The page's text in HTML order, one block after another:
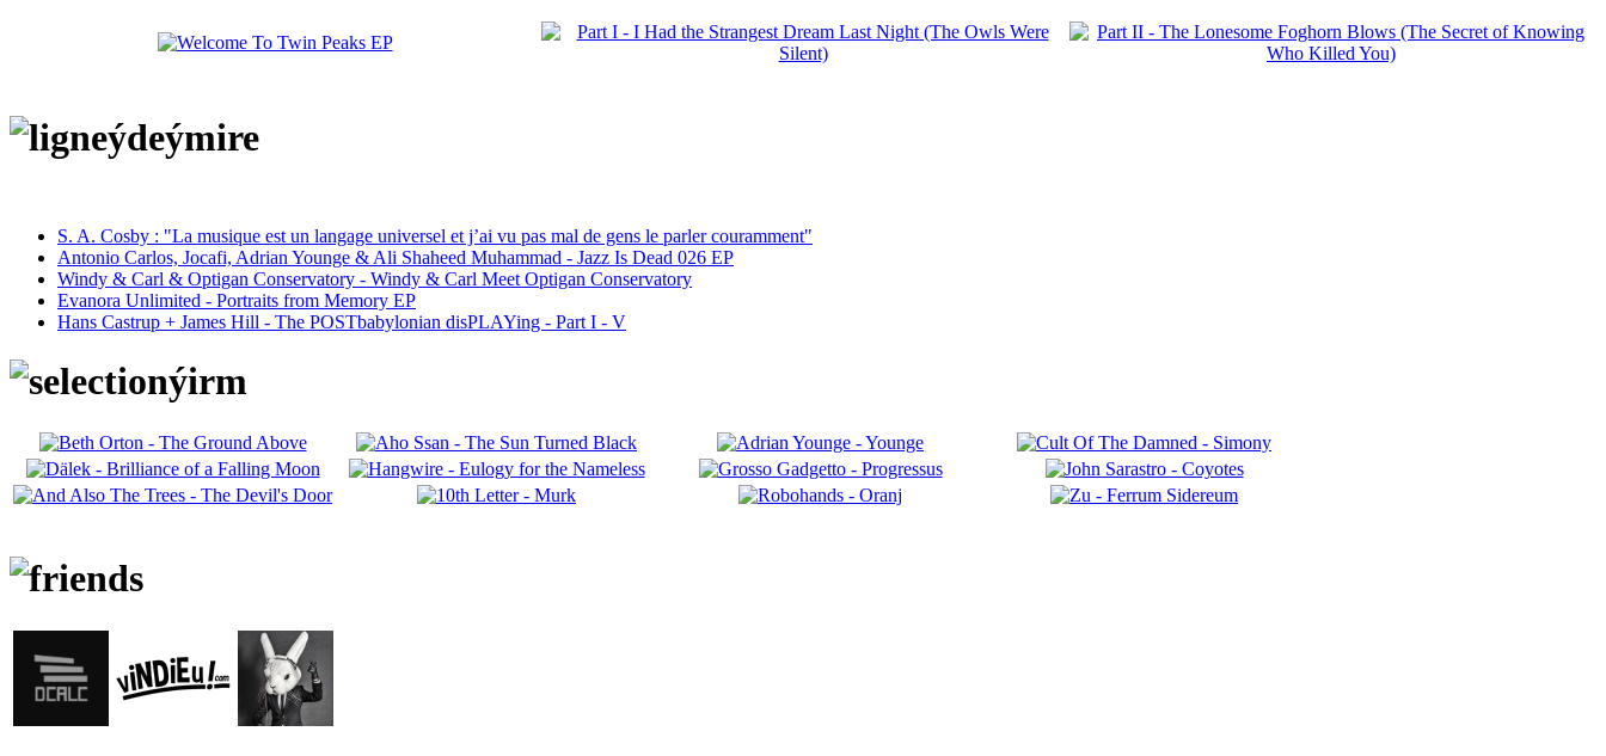
S. A. Cosby : "La musique est un langage universel et j’ai vu pas mal de gens le parler couramment"
Antonio Carlos, Jocafi, Adrian Younge & Ali Shaheed Muhammad - Jazz Is Dead 026 EP
Windy & Carl & Optigan Conservatory - Windy & Carl Meet Optigan Conservatory
Evanora Unlimited - Portraits from Memory EP
Hans Castrup + James Hill - The POSTbabylonian disPLAYing - Part I - V